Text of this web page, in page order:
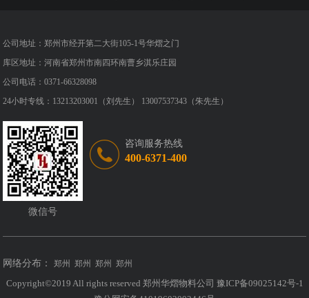
公司地址：郑州市经开第二大街105-1号华熠之门
库区地址：河南省郑州市南四环南曹乡淇乐庄园
公司电话：0371-66328098
24小时专线：13213203001（刘先生） 13007537343（朱先生）
微信号
咨询服务热线
400-6371-400
网络分布：郑州 郑州 郑州 郑州
Copyright©2019 All rights reserved 郑州华熠物料公司 豫ICP备09025142号-1